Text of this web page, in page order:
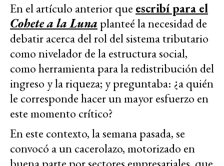
En el artículo anterior que escribí para el
Cohete a la Luna planteé la necesidad de
debatir acerca del rol del sistema tributario
como nivelador de la estructura social,
como herramienta para la redistribución del
ingreso y la riqueza; y preguntaba: ¿a quién
le corresponde hacer un mayor esfuerzo en
este momento crítico?
En este contexto, la semana pasada, se
convocó a un cacerolazo, motorizado en